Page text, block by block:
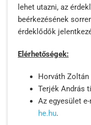
lehet utazni, az
beérkezésének
érdeklődők
Elérhetőségek:
Horváth
Terjék
Az egyesület
he.hu.